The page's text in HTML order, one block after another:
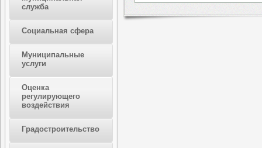
служба
Социальная сфера
Муниципальные
услуги
Оценка
регулирующего
воздействия
Градостроительство